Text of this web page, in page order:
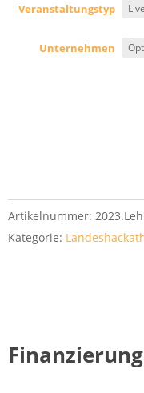
Veranstaltungstyp
Unternehmen
Artikelnummer:
Kategorie: